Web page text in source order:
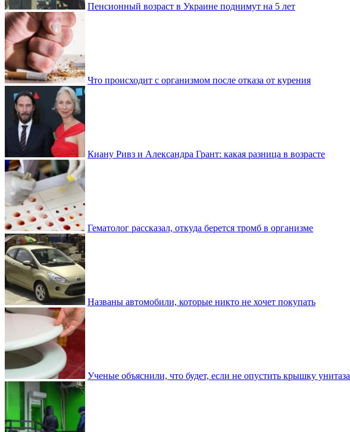
Пенсионный возраст в Украине поднимут на 5 лет
Что происходит с организмом после отказа от курения
Киану Ривз и Александра Грант: какая разница в возрасте
Гематолог рассказал, откуда берется тромб в организме
Названы автомобили, которые никто не хочет покупать
Ученые объяснили, что будет, если не опустить крышку унитаза